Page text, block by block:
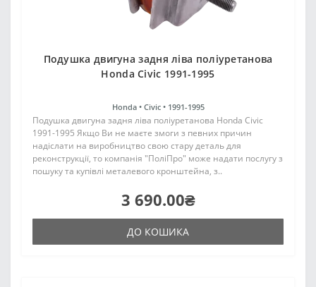
Подушка двигуна задня ліва поліуретанова
Honda Civic 1991-1995
Honda • Civic • 1991-1995
Подушка двигуна задня ліва поліуретанова Honda Civic
1991-1995 Якщо Ви не маєте змоги з певних причин
надіслати на виробництво свою стару деталь для
реконструкції, то компанія "ПоліПро" може надати послугу з
пошуку та купівлі металевого кронштейна, з..
3 690.00₴
ДО КОШИКА